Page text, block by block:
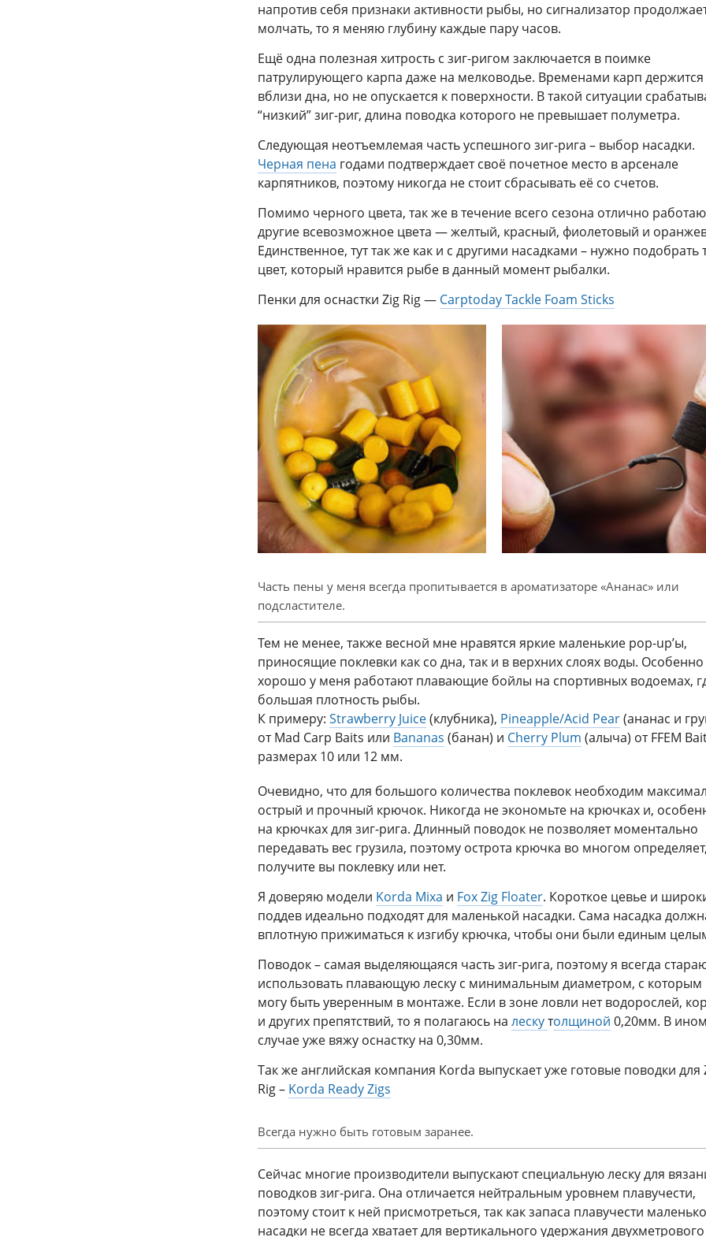
напротив себя признаки активности рыбы, но сигнализатор
молчать, то я меняю глубину каждые пару часов.
Ещё одна полезная хитрость с зиг-ригом заключается в поимке
патрулирующего карпа даже на мелководье. Временами карп держится
вблизи дна, но не опускается к поверхности. В такой ситуации
“низкий” зиг-риг, длина поводка которого не превышает полуметра.
Следующая неотъемлемая часть успешного зиг-рига – выбор насадки.
Черная пена годами подтверждает своё почетное место в арсенале
карпятников, поэтому никогда не стоит сбрасывать её со счетов.
Помимо черного цвета, так же в течение всего сезона отлично
другие всевозможное цвета — желтый, красный, фиолетовый и
Единственное, тут так же как и с другими насадками – нужно подобрать
цвет, который нравится рыбе в данный момент рыбалки.
Пенки для оснастки Zig Rig — Carptoday Tackle Foam Sticks
Часть пены у меня всегда пропитывается в ароматизаторе «Ананас» или
подсластителе.
Тем не менее, также весной мне нравятся яркие маленькие pop-up’ы,
приносящие поклевки как со дна, так и в верхних слоях воды. Особенно
хорошо у меня работают плавающие бойлы на спортивных водоемах,
большая плотность рыбы.
К примеру: Strawberry Juice(клубника), Pineapple/Acid Pear(ананас и
от Mad Carp Baits или Bananas (банан) и Cherry Plum (алыча) от FFEM
размерах 10 или 12 мм.
Очевидно, что для большого количества поклевок необходим
острый и прочный крючок. Никогда не экономьте на крючках и,
на крючках для зиг-рига. Длинный поводок не позволяет моментально
передавать вес грузила, поэтому острота крючка во многом
получите вы поклевку или нет.
Я доверяю модели Korda Mixa и Fox Zig Floater. Короткое цевье и
поддев идеально подходят для маленькой насадки. Сама насадка
вплотную прижиматься к изгибу крючка, чтобы они были единым
Поводок – самая выделяющаяся часть зиг-рига, поэтому я всегда
использовать плавающую леску с минимальным диаметром, с которым
могу быть уверенным в монтаже. Если в зоне ловли нет водорослей,
и других препятствий, то я полагаюсь на лескутолщиной 0,20мм. В
случае уже вяжу оснастку на 0,30мм.
Так же английская компания Korda выпускает уже готовые поводки для
Rig – Korda Ready Zigs
Всегда нужно быть готовым заранее.
Сейчас многие производители выпускают специальную леску для
поводков зиг-рига. Она отличается нейтральным уровнем плавучести,
поэтому стоит к ней присмотреться, так как запаса плавучести
насадки не всегда хватает для вертикального удержания двухметрового